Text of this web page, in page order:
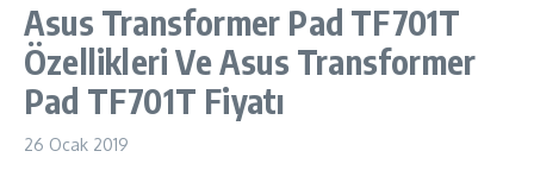
Asus Transformer Pad TF701T
Özellikleri Ve Asus Transformer
Pad TF701T Fiyatı
26 Ocak 2019